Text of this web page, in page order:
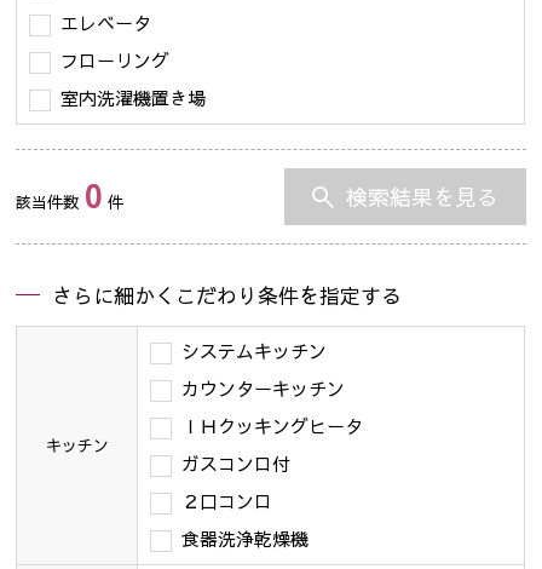
エレベータ
フローリング
室内洗濯機置き場
該当件数 0 件 検索結果を見る
さらに細かくこだわり条件を指定する
キッチン
システムキッチン
カウンターキッチン
ＩＨクッキングヒータ
ガスコンロ付
２口コンロ
食器洗浄乾燥機